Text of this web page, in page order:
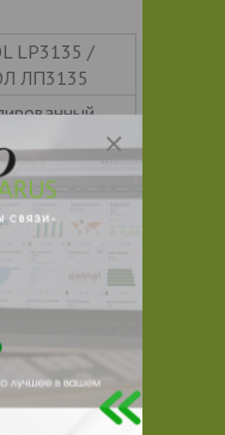
LP3135 /
ЛП3135
C9-11-iso-,